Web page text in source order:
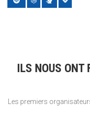
ILS NOUS ONT
Les premiers